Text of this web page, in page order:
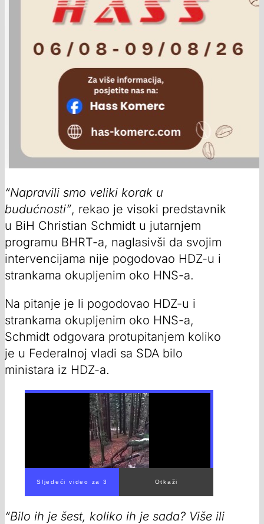
“Napravili smo veliki korak u
budućnosti”, rekao je visoki predstavnik
u BiH Christian Schmidt u jutarnjem
programu BHRT-a, naglasivši da svojim
intervencijama nije pogodovao HDZ-u i
strankama okupljenim oko HNS-a.
Na pitanje je li pogodovao HDZ-u i
strankama okupljenim oko HNS-a,
Schmidt odgovara protupitanjem koliko
je u Federalnoj vladi sa SDA bilo
ministara iz HDZ-a.
00:00 00:54
“Bilo ih je šest, koliko ih je sada? Više ili